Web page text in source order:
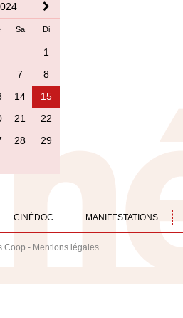
Sa Di
1
7
8
14
15
21
22
28
29
CINÉDOC MANIFESTATIONS
Coop - Mentions légales